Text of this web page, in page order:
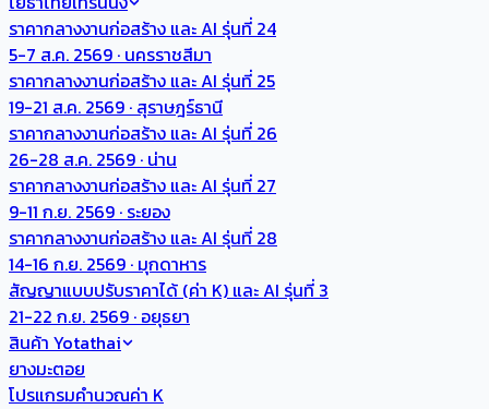
ราคากลางงานก่อสร้าง และ AI รุ่นที่ 24
5-7 ส.ค. 2569 · นครราชสีมา
ราคากลางงานก่อสร้าง และ AI รุ่นที่ 25
19-21 ส.ค. 2569 · สุราษฎร์ธานี
ราคากลางงานก่อสร้าง และ AI รุ่นที่ 26
26-28 ส.ค. 2569 · น่าน
ราคากลางงานก่อสร้าง และ AI รุ่นที่ 27
9-11 ก.ย. 2569 · ระยอง
ราคากลางงานก่อสร้าง และ AI รุ่นที่ 28
14-16 ก.ย. 2569 · มุกดาหาร
สัญญาแบบปรับราคาได้ (ค่า K) และ AI รุ่นที่ 3
21-22 ก.ย. 2569 · อยุธยา
สินค้า Yotathai
ยางมะตอย
โปรแกรมคำนวณค่า K